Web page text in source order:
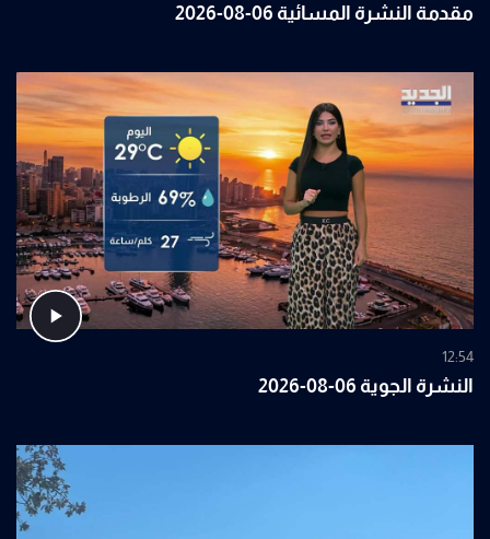
مقدمة النشرة المسائية 06-08-2026
12:54
النشرة الجوية 06-08-2026